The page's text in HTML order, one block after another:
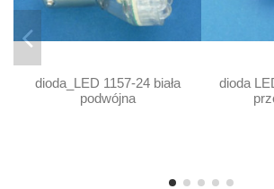
dioda_LED 1157-24 biała
podwójna
dioda